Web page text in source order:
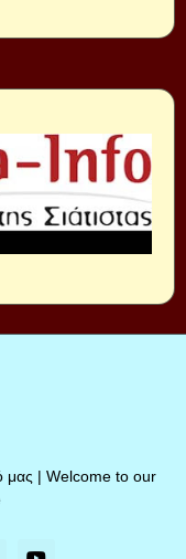
μας | Welcome to our